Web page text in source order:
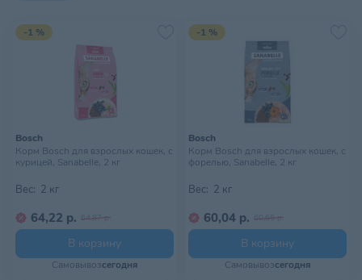
-1 %
Bosch
Корм Bosch для взрослых кошек, с
курицей, Sanabelle, 2 кг
Вес: 2 кг
64,22 р. 64,87 р.
В корзину
Самовывозсегодня
-1 %
Bosch
Корм Bosch для взрослых кошек, с
форелью, Sanabelle, 2 кг
Вес: 2 кг
60,04 р. 60,65 р.
В корзину
Самовывозсегодня